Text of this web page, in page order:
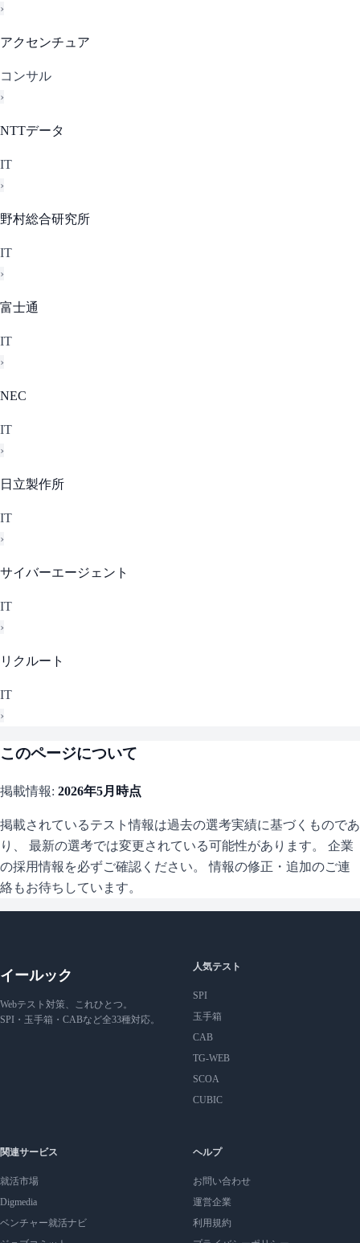
›
アクセンチュア
コンサル
›
NTTデータ
IT
›
野村総合研究所
IT
›
富士通
IT
›
NEC
IT
›
日立製作所
IT
›
サイバーエージェント
IT
›
リクルート
IT
›
このページについて
掲載情報: 2026年5月 時点
掲載されているテスト情報は過去の選考実績に基づくものであ
り、 最新の選考では変更されている可能性があります。 企業
の採用情報を必ずご確認ください。 情報の修正・追加のご連
絡もお待ちしています。
イールック
Webテスト対策、これひとつ。
SPI・玉手箱・CABなど全33種対応。
人気テスト
SPI
玉手箱
CAB
TG-WEB
SCOA
CUBIC
関連サービス
就活市場
Digmedia
ベンチャー就活ナビ
ヘルプ
お問い合わせ
運営企業
利用規約